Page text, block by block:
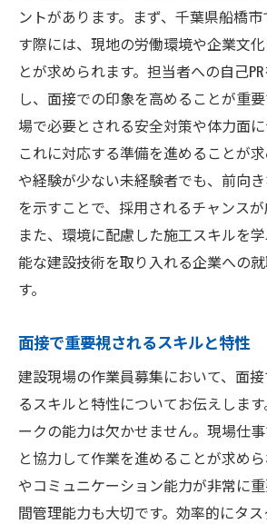
ントがあります。まず、千葉県船橋
す際には、現地の労働環境や企業文
とが求められます。担当者への自己
し、面接での印象を高めることが重
場で必要とされる安全対策や体力面に
これに対応する準備を進めることが
や経験が少ない未経験者でも、前向
を示すことで、採用されるチャンスが
また、環境に配慮した施工スキルを
能な建設技術を取り入れる企業への
す。
面接で重要視されるスキルと特性
建設現場の作業員募集において、面
るスキルと特性についてお伝えしま
ークの能力は欠かせません。現場仕
と協力して作業を進めることが求め
やコミュニケーション能力が非常に
間管理能力も大切です。効率的にタ